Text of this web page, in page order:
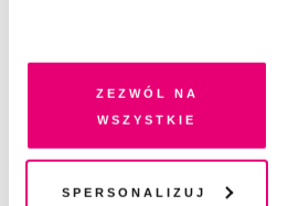
dobrowolną zgodę na pliki
pokrewne, zgadzasz się na
na Twoim urządzeniu końcowym
przetwarzanie danych. Zgodę na
chwili wycofać lub ponowić w
plików cookie". Wycofanie zgody
Zezwól na
wszystkie
Spersonalizuj
GOSIA KONIECZNA